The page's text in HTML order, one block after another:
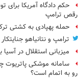
حکم دادگاه آمریکا
رقص ترامپ
حمله پهپادی به کشتی
ترامپ و نتانیاهو
میزبانی استقلال در
سامانه موشکی پاتریوت
رو به اتمام است؟